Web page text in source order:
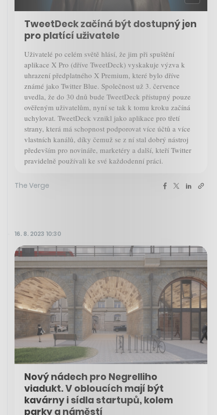
TweetDeck začíná být dostupný jen
pro platící uživatele
Uživatelé po celém světě hlásí, že jim při spuštění
aplikace X Pro (dříve TweetDeck) vyskakuje výzva k
uhrazení předplatného X Premium, které bylo dříve
známé jako Twitter Blue. Společnost už 3. července
uvedla, že do 30 dnů bude TweetDeck přístupný pouze
ověřeným uživatelům, nyní se tak k tomu kroku začíná
uchylovat. TweetDeck vznikl jako aplikace pro třetí
strany, která má schopnost podporovat více účtů a více
vlastních kanálů, díky čemuž se z ní stal dobrý nástroj
především pro novináře, marketéry a další, kteří Twitter
pravidelně používali ke své každodenní práci.
The Verge
16. 8. 2023 10:30
Nový nádech pro Negrelliho
viadukt. V obloucích mají být
kavárny i sídla startupů, kolem
parky a náměstí